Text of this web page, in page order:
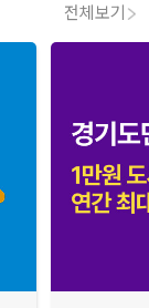
전체보기